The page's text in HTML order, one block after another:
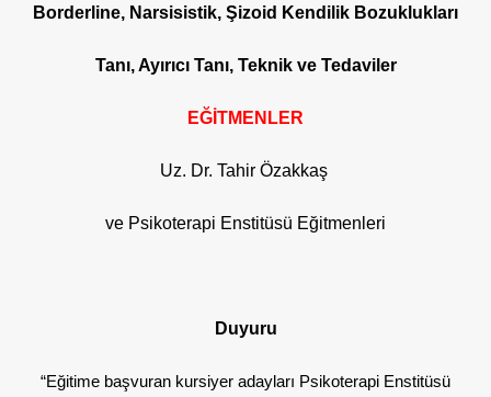
Borderline, Narsisistik, Şizoid Kendilik Bozuklukları
Tanı, Ayırıcı Tanı, Teknik ve Tedaviler
EĞİTMENLER
Uz. Dr. Tahir Özakkaş
ve Psikoterapi Enstitüsü Eğitmenleri
Duyuru
“Eğitime başvuran kursiyer adayları Psikoterapi Enstitüsü